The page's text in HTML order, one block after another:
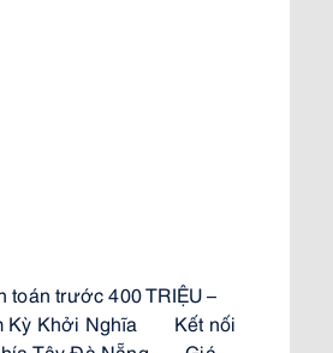
toán trước 400 TRIỆU –
Kỳ Khởi Nghĩa
Kết nối